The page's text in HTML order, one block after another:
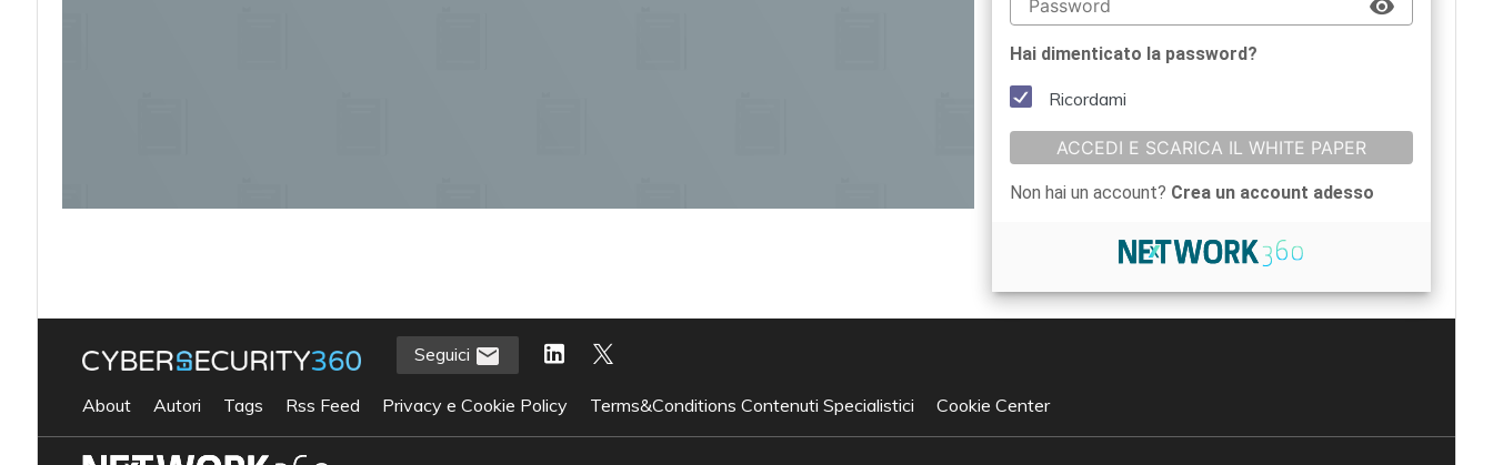
Hai dimenticato la password?
Ricordami
ACCEDI E SCARICA IL WHITE PAPER
Non hai un account? Crea un account adesso
Seguici
About Autori Tags Rss Feed Privacy e Cookie Policy Terms&Conditions Contenuti Specialistici Cookie Center